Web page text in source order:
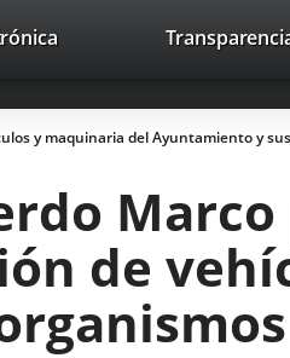
Contacto avaHeaderSocial
Enlace
una
aplicación
Enlace
unauna
Enlace
aplicación
externa.
y maquinaria del Ayuntamiento y
Marco
de